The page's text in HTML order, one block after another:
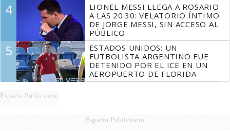
4
LIONEL MESSI LLEGA A ROSARIO
A LAS 20.30: VELATORIO ÍNTIMO
DE JORGE MESSI, SIN ACCESO AL
PÚBLICO
5
ESTADOS UNIDOS: UN
FUTBOLISTA ARGENTINO FUE
DETENIDO POR EL ICE EN UN
AEROPUERTO DE FLORIDA
Espacio Publicitario
Espacio Publicitario